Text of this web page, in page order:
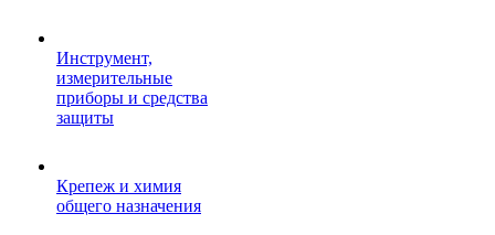
Инструмент,
измерительные
приборы и средства
защиты
Крепеж и химия
общего назначения